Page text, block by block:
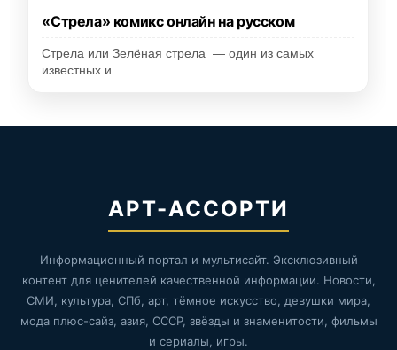
«Стрела» комикс онлайн на русском
Стрела или Зелёная стрела — один из самых
известных и…
АРТ-АССОРТИ
Информационный портал и мультисайт. Эксклюзивный
контент для ценителей качественной информации. Новости,
СМИ, культура, СПб, арт, тёмное искусство, девушки мира,
мода плюс-сайз, азия, СССР, звёзды и знаменитости, фильмы
и сериалы, игры.